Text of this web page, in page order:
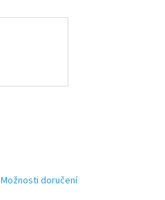
Možnosti doručení